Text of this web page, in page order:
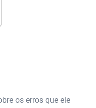
os erros que ele